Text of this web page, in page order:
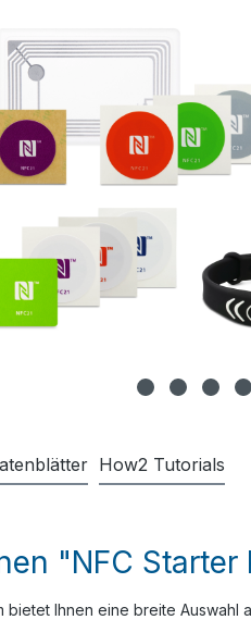
How2 Tutorials
"NFC
bietet Ihnen eine breite